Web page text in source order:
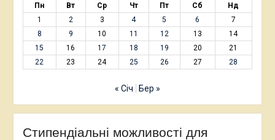
Пн Вт Ср Чт Пт Сб
Нд
1
2 3 4 5 6
7
8
9 10 11 12 13
14
15
16 17 18 19 20
21
22
23 24 25 26 27 28
« Січ Бер »
Стипендіальні можливості для